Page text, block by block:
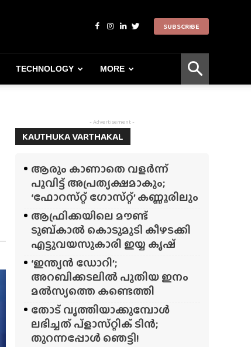
SUBSCRIBE
TECHNOLOGY MORE
- Advertisement -
KAUTHUKA VARTHAKAL
ആരും കാണാതെ വളർന്ന്
പൂവിട്ട് അപ്രത്യക്ഷമാകും;
‘ഫോറസ്‌റ്റ്‌ ഗോസ്‌റ്റ്’ കണ്ണൂരിലും
ആഫ്രിക്കയിലെ മൗണ്ട്
ടുബ്‌കാൽ കൊടുമുടി കീഴടക്കി
എട്ടുവയസുകാരി ഇയ്യ കൃഷ്
‘ഇന്ത്യൻ ഡോറി’;
അറബിക്കടലിൽ പുതിയ ഇനം
മൽസ്യത്തെ കണ്ടെത്തി
തോട് വൃത്തിയാക്കുമ്പോൾ
ലഭിച്ചത് പ്‌ളാസ്‌റ്റിക് ടിൻ;
തുറന്നപ്പോൾ ഞെട്ടി!